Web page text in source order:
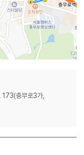
충무로3가,